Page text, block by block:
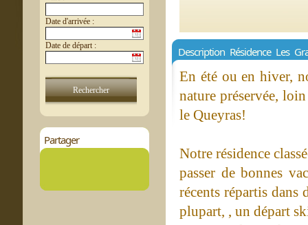
Date d'arrivée :
Date de départ :
Partager
Description Résidence Les
En été ou en hiver,
nature préservée,
le Queyras!
Notre résidence
passer de bonnes
récents répartis
plupart, , un départ